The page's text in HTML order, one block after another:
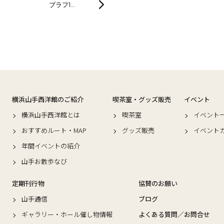
ブラフ1…
横浜山手西洋館のご紹介
横浜山手西洋館とは
おすすめルート・MAP
年間イベントの紹介
山手お散歩なび
喫茶室・グッズ販売
喫茶室
グッズ販売
イベント
イベント
イベント
定期刊行物
山手通信
ギャラリー・ホール催し物情報
協賛のお願い
ブログ
よくある質問／お問合せ